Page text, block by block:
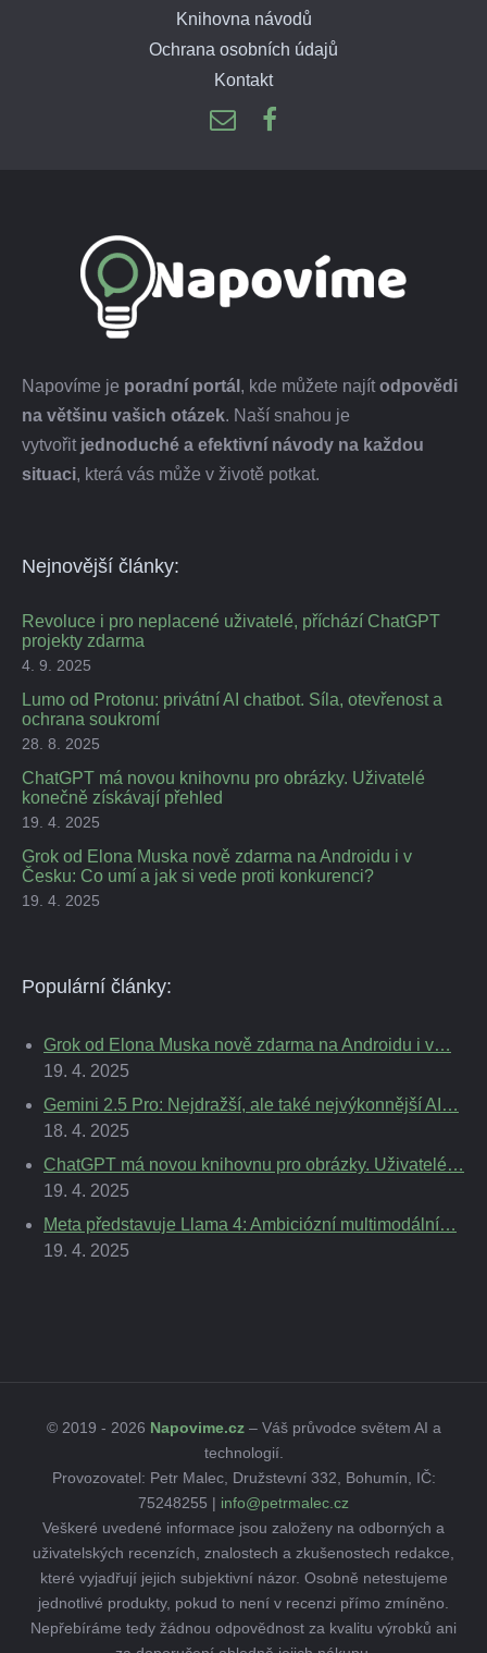
Knihovna návodů
Ochrana osobních údajů
Kontakt
Napovíme je poradní portál , kde můžete najít odpovědi
na většinu vašich otázek. Naší snahou je
vytvořit jednoduché a efektivní návody na každou
situaci, která vás může v životě potkat.
Nejnovější články:
Revoluce i pro neplacené uživatelé, příchází ChatGPT
projekty zdarma
4. 9. 2025
Lumo od Protonu: privátní AI chatbot. Síla, otevřenost a
ochrana soukromí
28. 8. 2025
ChatGPT má novou knihovnu pro obrázky. Uživatelé
konečně získávají přehled
19. 4. 2025
Grok od Elona Muska nově zdarma na Androidu i v
Česku: Co umí a jak si vede proti konkurenci?
19. 4. 2025
Populární články:
Grok od Elona Muska nově zdarma na Androidu i v…
19. 4. 2025
Gemini 2.5 Pro: Nejdražší, ale také nejvýkonnější AI…
18. 4. 2025
ChatGPT má novou knihovnu pro obrázky. Uživatelé…
19. 4. 2025
Meta představuje Llama 4: Ambiciózní multimodální…
19. 4. 2025
© 2019 - 2026 Napovime.cz– Váš průvodce světem AI a
technologií.
Provozovatel: Petr Malec, Družstevní 332, Bohumín, IČ:
75248255 | info@petrmalec.cz
Veškeré uvedené informace jsou založeny na odborných a
uživatelských recenzích, znalostech a zkušenostech redakce,
které vyjadřují jejich subjektivní názor. Osobně netestujeme
jednotlivé produkty, pokud to není v recenzi přímo zmíněno.
Nepřebíráme tedy žádnou odpovědnost za kvalitu výrobků ani